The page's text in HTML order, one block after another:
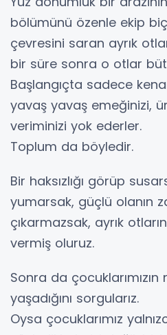
bölümünü özenle ekip
çevresini saran ayrık
bir süre sonra o otlar
Başlangıçta sadece
yavaş yavaş emeğinizi,
veriminizi yok ederler.
Toplum da böyledir.
Bir haksızlığı görüp
yumarsak, güçlü olanın
çıkarmazsak, ayrık
vermiş oluruz.
Sonra da
yaşadığını sorgularız.
Oysa çocuklarımız